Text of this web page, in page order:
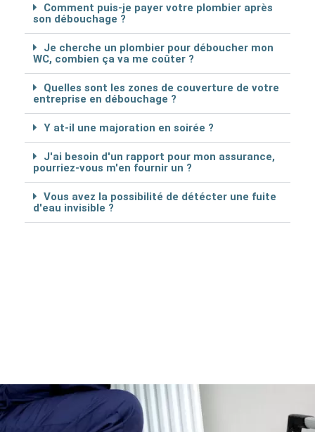
Comment puis-je payer votre plombier après
son débouchage ?
Je cherche un plombier pour déboucher mon
WC, combien ça va me coûter ?
Quelles sont les zones de couverture de votre
entreprise en débouchage ?
Y at-il une majoration en soirée ?
J'ai besoin d'un rapport pour mon assurance,
pourriez-vous m'en fournir un ?
Vous avez la possibilité de détécter une fuite
d'eau invisible ?